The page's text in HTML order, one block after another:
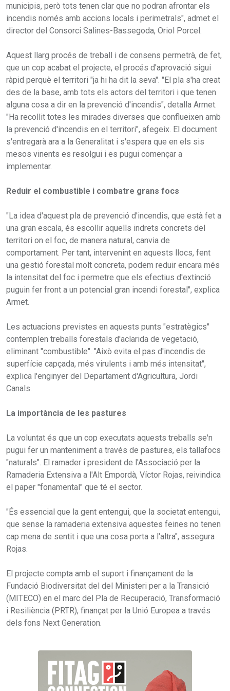
municipis, però tots tenen clar que no podran afrontar els
incendis només amb accions locals i perimetrals", admet el
director del Consorci Salines-Bassegoda, Oriol Porcel.
Aquest llarg procés de treball i de consens permetrà, de fet,
que un cop acabat el projecte, el procés d'aprovació sigui
ràpid perquè el territori "ja hi ha dit la seva". "El pla s'ha creat
des de la base, amb tots els actors del territori i que tenen
alguna cosa a dir en la prevenció d'incendis", detalla Armet.
"Ha recollit totes les mirades diverses que conflueixen amb
la prevenció d'incendis en el territori", afegeix. El document
s'entregarà ara a la Generalitat i s'espera que en els sis
mesos vinents es resolgui i es pugui començar a
implementar.
Reduir el combustible i combatre grans focs
"La idea d'aquest pla de prevenció d'incendis, que està fet a
una gran escala, és escollir aquells indrets concrets del
territori on el foc, de manera natural, canvia de
comportament. Per tant, intervenint en aquests llocs, fent
una gestió forestal molt concreta, podem reduir encara més
la intensitat del foc i permetre que els efectius d'extinció
puguin fer front a un potencial gran incendi forestal", explica
Armet.
Les actuacions previstes en aquests punts "estratègics"
contemplen treballs forestals d'aclarida de vegetació,
eliminant "combustible". "Això evita el pas d'incendis de
superfície capçada, més virulents i amb més intensitat",
explica l'enginyer del Departament d'Agricultura, Jordi
Canals.
La importància de les pastures
La voluntat és que un cop executats aquests treballs se'n
pugui fer un manteniment a través de pastures, els tallafocs
"naturals". El ramader i president de l'Associació per la
Ramaderia Extensiva a l'Alt Empordà, Víctor Rojas, reivindica
el paper "fonamental" que té el sector.
"És essencial que la gent entengui, que la societat entengui,
que sense la ramaderia extensiva aquestes feines no tenen
cap mena de sentit i que una cosa porta a l'altra", assegura
Rojas.
El projecte compta amb el suport i finançament de la
Fundació Biodiversitat del del Ministeri per a la Transició
(MITECO) en el marc del Pla de Recuperació, Transformació
i Resiliència (PRTR), finançat per la Unió Europea a través
dels fons Next Generation.